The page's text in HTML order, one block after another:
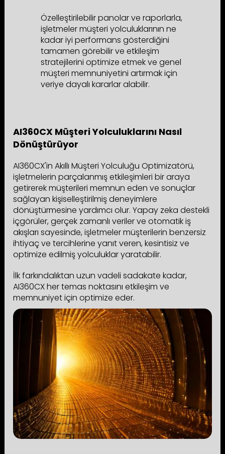
Özelleştirilebilir panolar ve raporlarla,
işletmeler müşteri yolculuklarının ne
kadar iyi performans gösterdiğini
tamamen görebilir ve etkileşim
stratejilerini optimize etmek ve genel
müşteri memnuniyetini artırmak için
veriye dayalı kararlar alabilir.
AI360CX Müşteri Yolculuklarını Nasıl
Dönüştürüyor
AI360CX'in Akıllı Müşteri Yolculuğu Optimizatörü,
işletmelerin parçalanmış etkileşimleri bir araya
getirerek müşterileri memnun eden ve sonuçlar
sağlayan kişiselleştirilmiş deneyimlere
dönüştürmesine yardımcı olur. Yapay zeka destekli
içgörüler, gerçek zamanlı veriler ve otomatik iş
akışları sayesinde, işletmeler müşterilerin benzersiz
ihtiyaç ve tercihlerine yanıt veren, kesintisiz ve
optimize edilmiş yolculuklar yaratabilir.
İlk farkındalıktan uzun vadeli sadakate kadar,
AI360CX her temas noktasını etkileşim ve
memnuniyet için optimize eder.